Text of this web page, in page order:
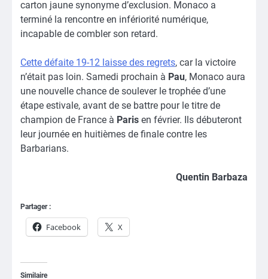
carton jaune synonyme d’exclusion. Monaco a
terminé la rencontre en infériorité numérique,
incapable de combler son retard.
Cette défaite 19-12 laisse des regrets, car la victoire
n’était pas loin. Samedi prochain à Pau, Monaco aura
une nouvelle chance de soulever le trophée d’une
étape estivale, avant de se battre pour le titre de
champion de France à Paris en février. Ils débuteront
leur journée en huitièmes de finale contre les
Barbarians.
Quentin Barbaza
Partager :
Facebook X
Similaire